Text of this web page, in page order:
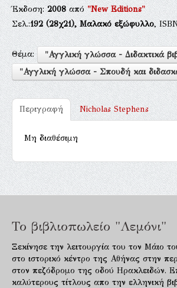
Έκδοση:2008από"New Editions"
Σελ.:192(28χ21), Μαλακό εξώφυλλο,
Θέμα:
"Αγγλική γλώσσα - Διδακτικά
"Αγγλική γλώσσα - Σπουδή και
Περιγραφή Nicholas Stephens
Μη διαθέσιμη
Το βιβλιοπωλείο "Λεμόνι"
Ξεκίνησε την λειτουργία του τον Μάιο
στο ιστορικό κέντρο της Αθήνας στην
στον πεζόδρομο της οδού Ηρακλειδών.
καλύτερους τίτλους απο την ελληνική